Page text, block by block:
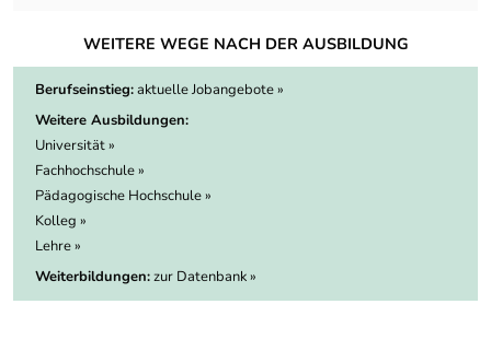
WEITERE WEGE NACH DER AUSBILDUNG
Berufseinstieg:aktuelle Jobangebote »
Weitere Ausbildungen:
Universität »
Fachhochschule »
Pädagogische Hochschule »
Kolleg »
Lehre »
Weiterbildungen:zur Datenbank »